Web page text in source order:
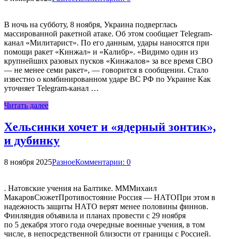
В ночь на субботу, 8 ноября, Украина подверглась
массированной ракетной атаке. Об этом сообщает Telegram-
канал «Милитарист». По его данным, удары наносятся при
помощи ракет «Кинжал» и «Калибр». «Видимо один из
крупнейших разовых пусков «Кинжалов» за все время СВО
— не менее семи ракет», — говорится в сообщении. Стало
известно о комбинированном ударе ВС РФ по Украине Как
уточняет Telegram-канал …
Читать далее
Хельсинки хочет и «ядерный зонтик»,
и дубинку
8 ноября 2025РазноеКомментарии: 0
. Натовские учения на Балтике. МММихаил
МакаровСюжетПротивостояние Россия — НАТОПри этом в
надежность защиты НАТО верят менее половины финнов.
Финляндия объявила и планах провести с 29 ноября
по 5 декабря этого года очередные военные учения, в том
числе, в непосредственной близости от границы с Россией.